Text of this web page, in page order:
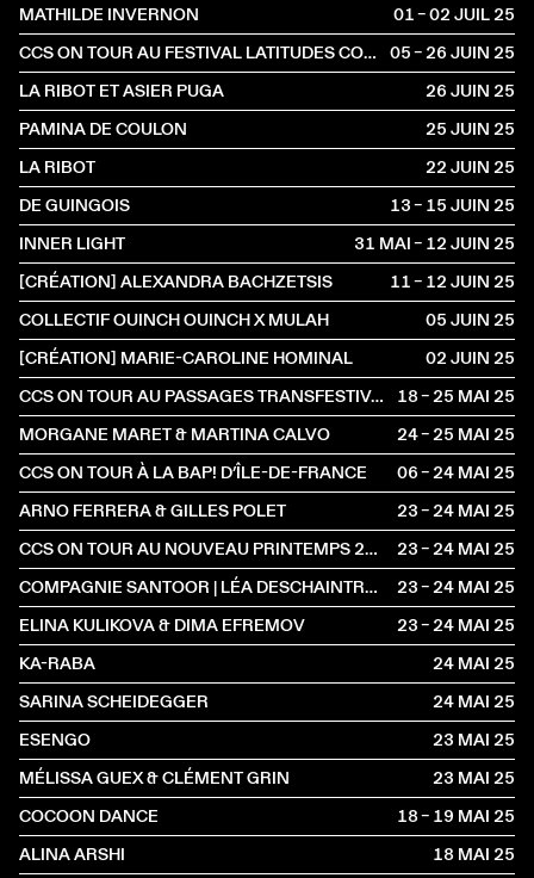
MATHILDE INVERNON
01 – 02 JUIL2025
CCS ON TOUR AU FESTIVAL LATITUDES CONTEMPORAINES
05 – 26 JUIN2025
LA RIBOT ET ASIER PUGA
26 JUIN2025
PAMINA DE COULON
25 JUIN2025
LA RIBOT
22 JUIN2025
DE GUINGOIS
13 – 15 JUIN2025
INNER LIGHT
31 MAI – 12 JUIN2025
[CRÉATION] ALEXANDRA BACHZETSIS
11 – 12 JUIN2025
COLLECTIF OUINCH OUINCH X MULAH
05 JUIN2025
[CRÉATION] MARIE-CAROLINE HOMINAL
02 JUIN2025
CCS ON TOUR AU PASSAGES TRANSFESTIVAL
18 – 25 MAI2025
MORGANE MARET & MARTINA CALVO
24 – 25 MAI2025
CCS ON TOUR À LA BAP! D’ÎLE-DE-FRANCE
06 – 24 MAI2025
ARNO FERRERA & GILLES POLET
23 – 24 MAI2025
CCS ON TOUR AU NOUVEAU PRINTEMPS 2025
23 – 24 MAI2025
COMPAGNIE SANTOOR | LÉA DESCHAINTRES & ILARIO SANTORO
23 – 24 MAI2025
ELINA KULIKOVA & DIMA EFREMOV
23 – 24 MAI2025
KA-RABA
24 MAI2025
SARINA SCHEIDEGGER
24 MAI2025
ESENGO
23 MAI2025
MÉLISSA GUEX & CLÉMENT GRIN
23 MAI2025
COCOON DANCE
18 – 19 MAI2025
ALINA ARSHI
18 MAI2025